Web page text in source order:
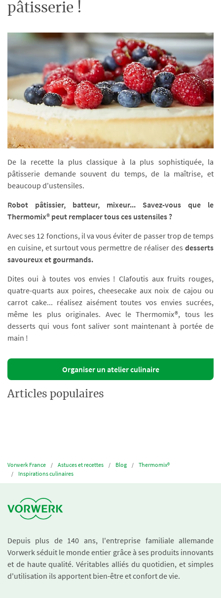
pâtisserie !
De la recette la plus classique à la plus sophistiquée, la
pâtisserie demande souvent du temps, de la maîtrise, et
beaucoup d'ustensiles.
Robot pâtissier, batteur, mixeur... Savez-vous que le
Thermomix® peut remplacer tous ces ustensiles ?
Avec ses 12 fonctions, il va vous éviter de passer trop de temps
en cuisine, et surtout vous permettre de réaliser des desserts
savoureux et gourmands.
Dites oui à toutes vos envies ! Clafoutis aux fruits rouges,
quatre-quarts aux poires, cheesecake aux noix de cajou ou
carrot cake... réalisez aisément toutes vos envies sucrées,
même les plus originales. Avec le Thermomix®, tous les
desserts qui vous font saliver sont maintenant à portée de
main !
Organiser un atelier culinaire
Articles populaires
Vorwerk France Astuces et recettes Blog
Thermomix®
Inspirations culinaires
Depuis plus de 140 ans, l'entreprise familiale allemande
Vorwerk séduit le monde entier grâce à ses produits innovants
et de haute qualité. Véritables alliés du quotidien, et simples
d'utilisation ils apportent bien-être et confort de vie.